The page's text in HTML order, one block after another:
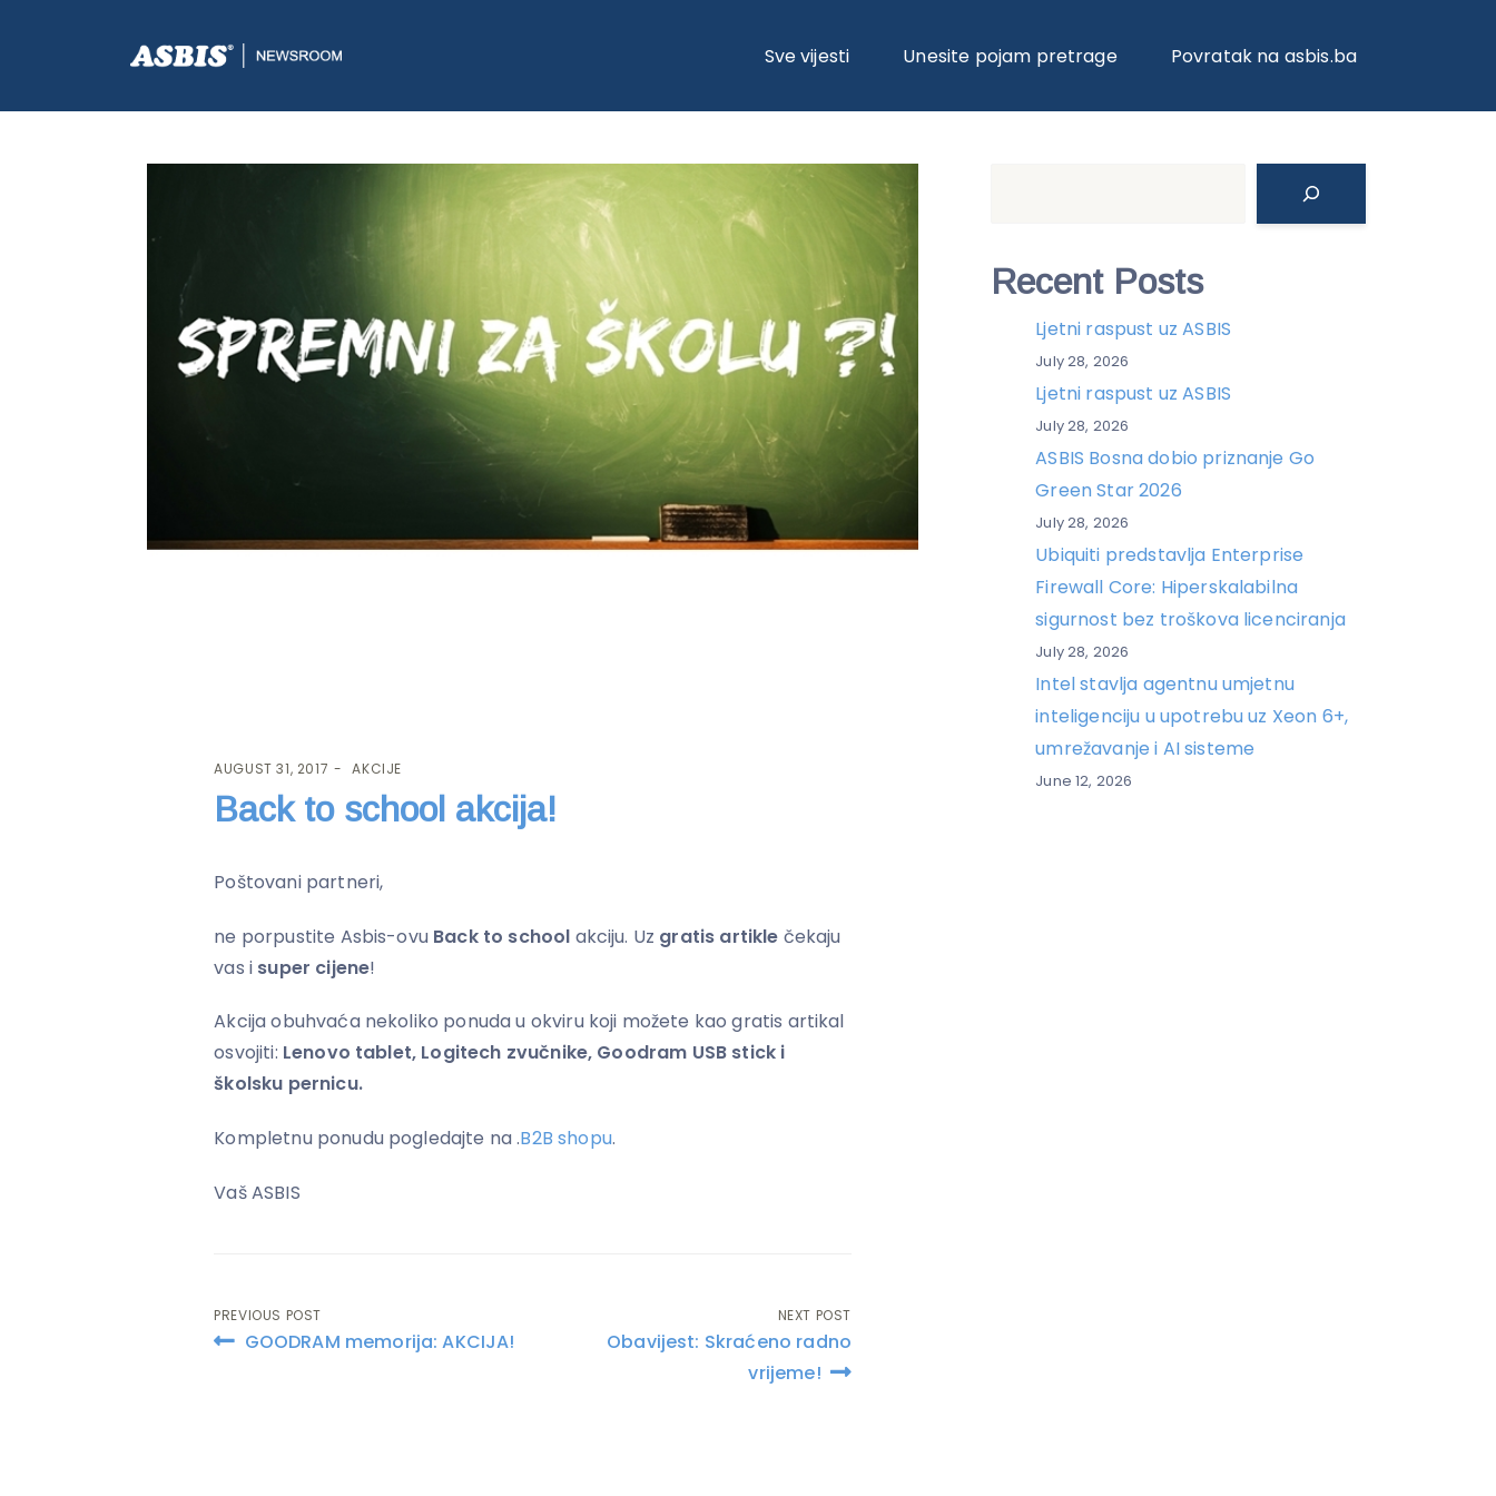
Sve vijesti Unesite pojam pretrage Povratak na asbis.ba
ASBIS.BA>AKCIJE> BACK TO SCHOOL AKCIJA!
AUGUST 31, 2017 AKCIJE
Back to school akcija!
Poštovani partneri,
ne porpustite Asbis-ovu Back to school akciju. Uz gratis artikle čekaju
vas i super cijene!
Akcija obuhvaća nekoliko ponuda u okviru koji možete kao gratis artikal
osvojiti: Lenovo tablet, Logitech zvučnike, Goodram USB stick i
školsku pernicu.
Kompletnu ponudu pogledajte na .B2B shopu.
Vaš ASBIS
Post
PREVIOUS POST
GOODRAM memorija: AKCIJA!
NEXT POST
Obavijest: Skraćeno radno
vrijeme!
Recent Posts
Ljetni raspust uz ASBIS
July 28, 2026
Ljetni raspust uz ASBIS
July 28, 2026
ASBIS Bosna dobio priznanje Go
Green Star 2026
July 28, 2026
Ubiquiti predstavlja Enterprise
Firewall Core: Hiperskalabilna
sigurnost bez troškova licenciranja
July 28, 2026
Intel stavlja agentnu umjetnu
inteligenciju u upotrebu uz Xeon 6+,
umrežavanje i AI sisteme
June 12, 2026